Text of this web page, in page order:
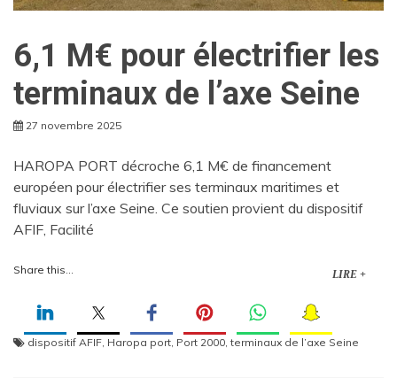
6,1 M€ pour électrifier les
terminaux de l’axe Seine
27 novembre 2025
HAROPA PORT décroche 6,1 M€ de financement
européen pour électrifier ses terminaux maritimes et
fluviaux sur l’axe Seine. Ce soutien provient du dispositif
AFIF, Facilité
Share this... LIRE +
dispositif AFIF, Haropa port, Port 2000,terminaux de l’axe Seine